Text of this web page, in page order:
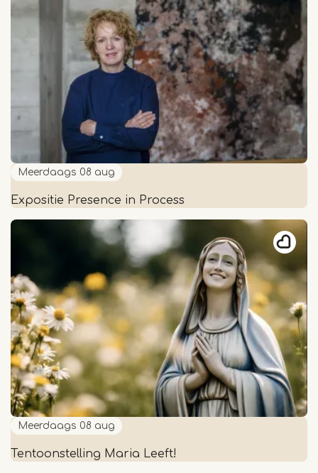
Stap
Thorn/Wessem
Meerdaags 08 aug
Expositie Presence in Process
Expositie
Process
Meerdaags 08 aug
Tentoonstelling Maria Leeft!